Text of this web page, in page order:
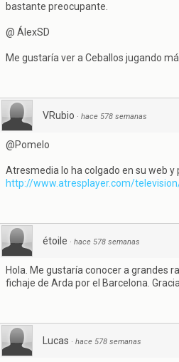
bastante preocupante.
@ ÁlexSD
Me gustaría ver a Ceballos jugando
VRubio · hace 578 semanas
@Pomelo
Atresmedia lo ha colgado en su web
http://www.atresplayer.com/
étoile · hace 578 semanas
Hola. Me gustaría conocer a grandes
fichaje de Arda por el Barcelona.
Lucas · hace 578 semanas